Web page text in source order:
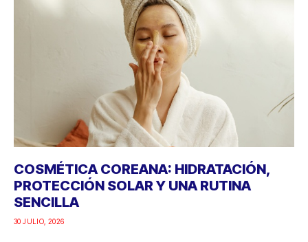
COSMÉTICA COREANA: HIDRATACIÓN,
PROTECCIÓN SOLAR Y UNA RUTINA
SENCILLA
30 JULIO, 2026